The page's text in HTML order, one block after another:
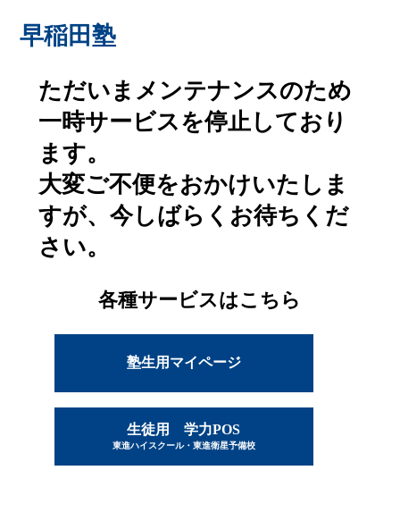
早稲田塾
ただいまメンテナンスのため
一時サービスを停止しており
ます。
大変ご不便をおかけいたしま
すが、今しばらくお待ちくだ
さい。
各種サービスはこちら
塾生用マイページ
生徒用 学力POS
東進ハイスクール・東進衛星予備校